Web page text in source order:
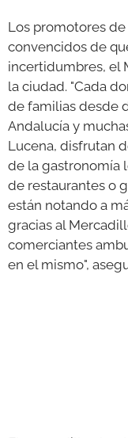
Los promotores
convencidos de
incertidumbres, el
la ciudad. "Cada
de familias desde
Andalucía y
Lucena, disfrutan
de la gastronomía
de restaurantes o
están notando a
gracias al
comerciantes
en el mismo",